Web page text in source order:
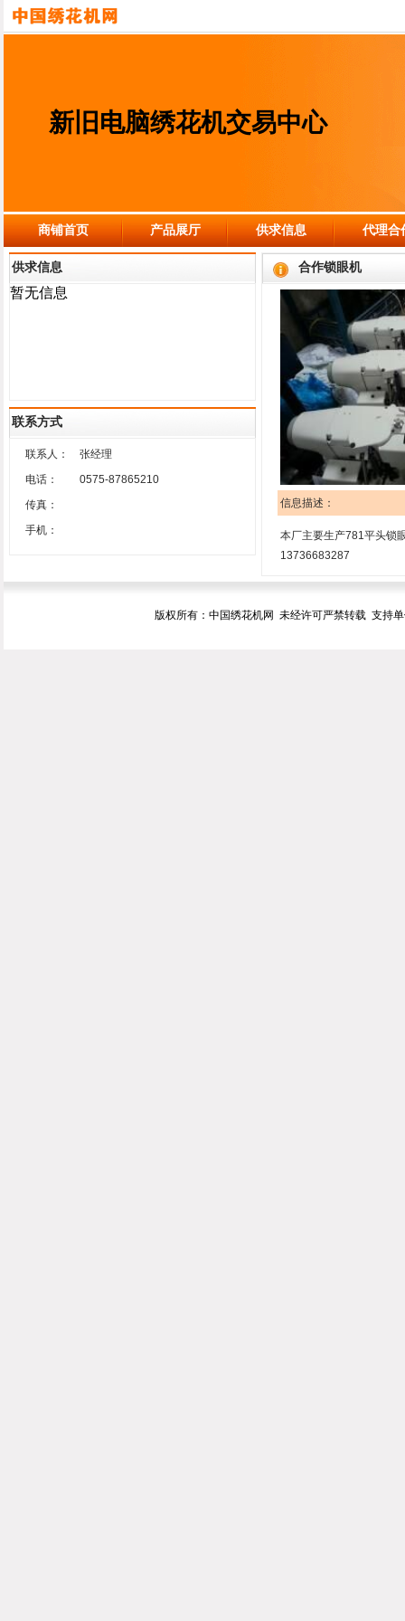
新旧电脑绣花机交易中心
商铺首页 产品展厅 供求信息 代理合
供求信息
暂无信息
联系方式
联系人：
张经理
电话：
0575-87865210
传真：
手机：
合作锁眼机
信息描述：
本厂主要生产781平头锁
13736683287
版权所有：中国绣花机网 未经许可严禁转载 支持